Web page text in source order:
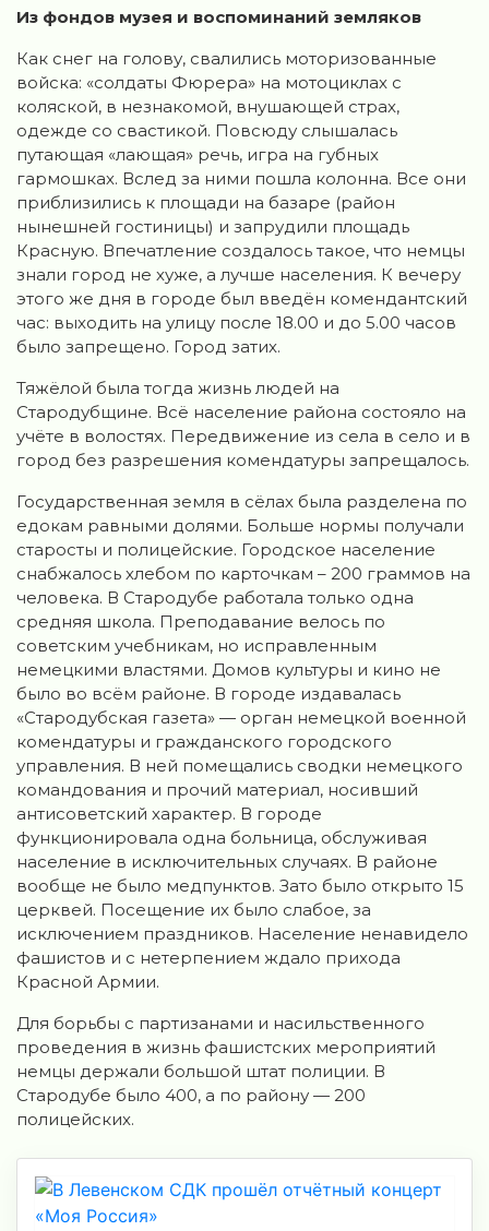
Из фондов музея и воспоминаний земляков
Как снег на голову, свалились моторизованные
войска: «солдаты Фюрера» на мотоциклах с
коляской, в незнакомой, внушающей страх,
одежде со свастикой. Повсюду слышалась
путающая «лающая» речь, игра на губных
гармошках. Вслед за ними пошла колонна. Все они
приблизились к площади на базаре (район
нынешней гостиницы) и запрудили площадь
Красную. Впечатление создалось такое, что немцы
знали город не хуже, а лучше населения. К вечеру
этого же дня в городе был введён комендантский
час: выходить на улицу после 18.00 и до 5.00 часов
было запрещено. Город затих.
Тяжёлой была тогда жизнь людей на
Стародубщине. Всё население района состояло на
учёте в волостях. Передвижение из села в село и в
город без разрешения комендатуры запрещалось.
Государственная земля в сёлах была разделена по
едокам равными долями. Больше нормы получали
старосты и полицейские. Городское население
снабжалось хлебом по карточкам – 200 граммов на
человека. В Стародубе работала только одна
средняя школа. Преподавание велось по
советским учебникам, но исправленным
немецкими властями. Домов культуры и кино не
было во всём районе. В городе издавалась
«Стародубская газета» — орган немецкой военной
комендатуры и гражданского городского
управления. В ней помещались сводки немецкого
командования и прочий материал, носивший
антисоветский характер. В городе
функционировала одна больница, обслуживая
население в исключительных случаях. В районе
вообще не было медпунктов. Зато было открыто 15
церквей. Посещение их было слабое, за
исключением праздников. Население ненавидело
фашистов и с нетерпением ждало прихода
Красной Армии.
Для борьбы с партизанами и насильственного
проведения в жизнь фашистских мероприятий
немцы держали большой штат полиции. В
Стародубе было 400, а по району — 200
полицейских.